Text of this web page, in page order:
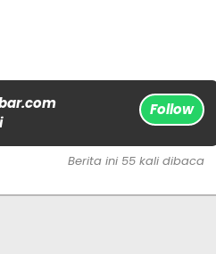
Follow
Berita ini 55 kali dibaca